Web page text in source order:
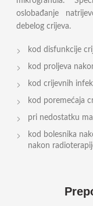
oslobađanje
debelog crijeva.
kod disfunkcije
kod proljeva
kod crijevnih
kod poremećaja
pri nedostatku
kod bolesnika
nakon